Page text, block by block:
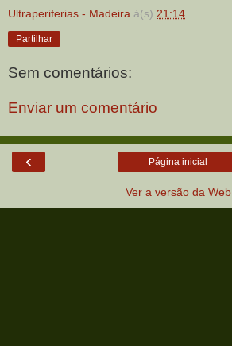
Ultraperiferias - Madeira à(s) 21:14
Partilhar
Sem comentários:
Enviar um comentário
‹ Página inicial
Ver a versão da Web